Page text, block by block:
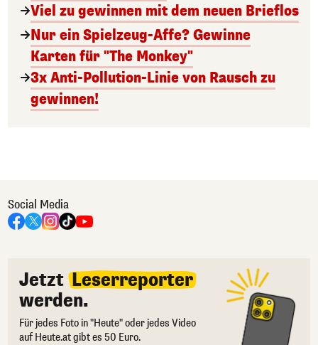
Viel zu gewinnen mit dem neuen Brieflos
Nur ein Spielzeug-Affe? Gewinne
Karten für "The Monkey"
3x Anti-Pollution-Linie von Rausch zu
gewinnen!
Social Media
Jetzt Leserreporter
werden.
Für jedes Foto in "Heute" oder jedes Video
auf Heute.at gibt es 50 Euro.